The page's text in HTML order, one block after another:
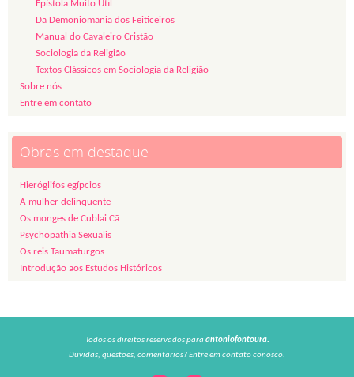
Epístola Muito Útil
Da Demoniomania dos Feiticeiros
Manual do Cavaleiro Cristão
Sociologia da Religião
Textos Clássicos em Sociologia da Religião
Sobre nós
Entre em contato
Obras em destaque
Hieróglifos egípcios
A mulher delinquente
Os monges de Cublai Cã
Psychopathia Sexualis
Os reis Taumaturgos
Introdução aos Estudos Históricos
Todos os direitos reservados para antoniofontoura.
Dúvidas, questões, comentários? Entre em contato conosco.